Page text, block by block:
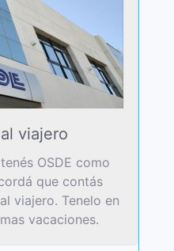
viajero
OSDE como
que contás
viajero. Tenelo en
vacaciones.